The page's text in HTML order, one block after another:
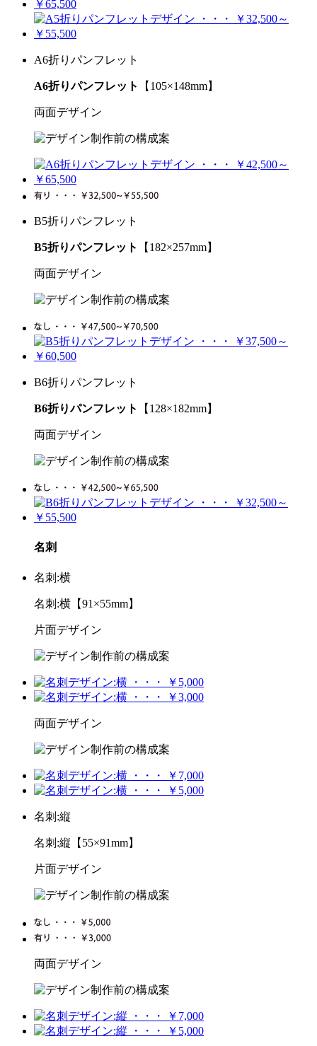
A6折りパンフレット
A6折りパンフレット 【105×148mm】
両面デザイン
B5折りパンフレット
B5折りパンフレット 【182×257mm】
両面デザイン
B6折りパンフレット
B6折りパンフレット 【128×182mm】
両面デザイン
名刺
名刺:横
名刺:横【91×55mm】
片面デザイン
両面デザイン
名刺:縦
名刺:縦【55×91mm】
片面デザイン
両面デザイン